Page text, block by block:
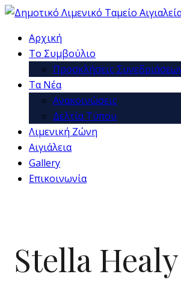
Αρχική
Το Συμβούλιο
Προσκλήσεις
Τα Νέα
Ανακοινώσεις
Δελτία Τύπου
Λιμενική Ζώνη
Αιγιάλεια
Gallery
Επικοινωνία
Stella Healy